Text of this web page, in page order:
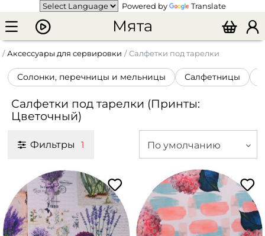
Powered by Translate
Мята
Аксессуары для сервировки Салфетки под тарелки
Солонки, перечницы и мельницы Салфетницы
Салфетки под тарелки (Принты:
Цветочный)
Фильтры 1 По умолчанию